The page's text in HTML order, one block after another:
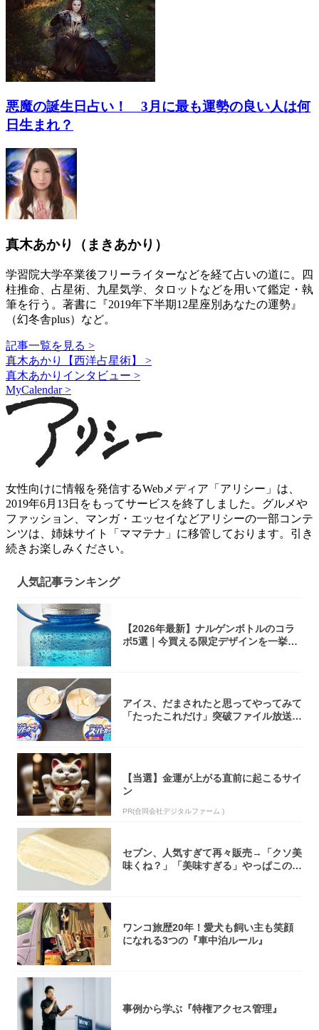
悪魔の誕生日占い！ 3月に最も運勢の良い人は何
日生まれ？
真木あかり（まきあかり）
学習院大学卒業後フリーライターなどを経て占いの道に。四
柱推命、占星術、九星気学、タロットなどを用いて鑑定・執
筆を行う。著書に『2019年下半期12星座別あなたの運勢』
（幻冬舎plus）など。
記事一覧を見る >
真木あかり【西洋占星術】 >
真木あかりインタビュー >
MyCalendar >
女性向けに情報を発信するWebメディア「アリシー」は、
2019年6月13日をもってサービスを終了しました。グルメや
ファッション、マンガ・エッセイなどアリシーの一部コンテ
ンツは、姉妹サイト「ママテナ」に移管しております。引き
続きお楽しみください。
人気記事ランキング
【2026年最新】ナルゲンボトルのコラ
ボ5選｜今買える限定デザインを一挙紹
アイス、だまされたと思ってやってみて
「たったこれだけ」突破ファイル放送で
【当選】金運が上がる直前に起こるサイ
ン
PR(合同会社デジタルファーム )
セブン、人気すぎて再々販売→「クソ美
味くね？」「美味すぎる」やっぱこのク
ワンコ旅歴20年！愛犬も飼い主も笑顔
になれる3つの『車中泊ルール』
事例から学ぶ『特権アクセス管理』